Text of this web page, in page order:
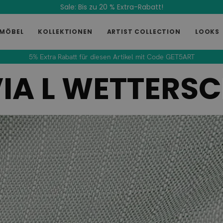
Sale: Bis zu 20 % Extra-Rabatt!
KOLLEKTIONEN ARTIST COLLECTION LOOKS
5% Extra Rabatt für diesen Artikel mit Code GET5ART
L